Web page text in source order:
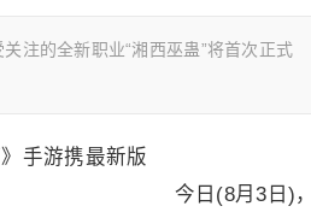
注的全新职业“湘西巫蛊”将首次正式
今日(8月3日)，